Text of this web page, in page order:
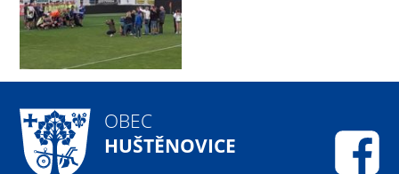
OBEC
HUŠTĚNOVICE